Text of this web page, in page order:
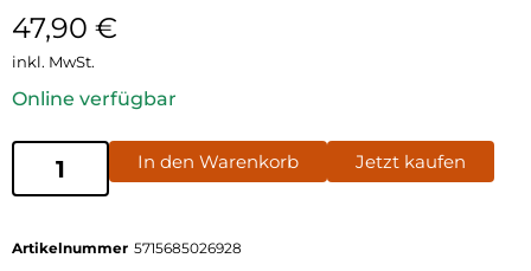
47,90 €
inkl. MwSt.
Online verfügbar
In den Warenkorb Jetzt kaufen
Artikelnummer 5715685026928